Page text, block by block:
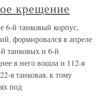
крещение
6-й танковый корпус,
формировался в апреле
й танковых и 6-й
в него вошла и 112-я
я танковая, к тому
под